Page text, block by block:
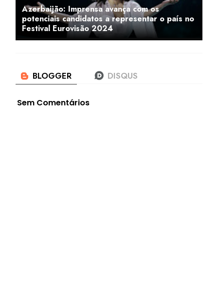
Azerbaijão: Imprensa avança com os
potenciais candidatos a representar o país no
Festival Eurovisão 2024
Sem Comentários